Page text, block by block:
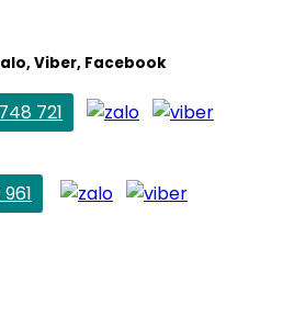
Viber, Facebook
721